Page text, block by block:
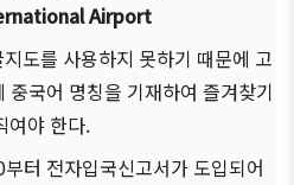
Airport
도를 사용하지 못하기 때문에 고
중국어 명칭을 기재하여 즐겨찾기
여야 한다.
터 전자입국신고서가 도입되어